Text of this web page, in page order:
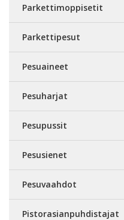
Parkettimoppisetit
Parkettipesut
Pesuaineet
Pesuharjat
Pesupussit
Pesusienet
Pesuvaahdot
Pistorasianpuhdistajat